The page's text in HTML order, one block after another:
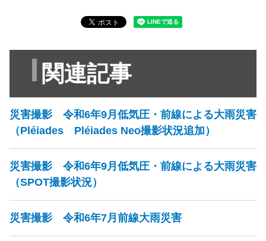
関連記事
災害撮影 令和6年9月低気圧・前線による大雨災害
（Pléiades Pléiades Neo撮影状況追加）
災害撮影 令和6年9月低気圧・前線による大雨災害
（SPOT撮影状況）
災害撮影 令和6年7月前線大雨災害